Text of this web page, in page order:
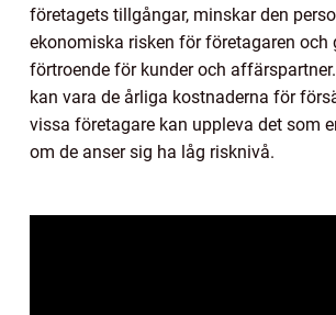
företagets tillgångar, minskar den
ekonomiska risken för företagaren och
förtroende för kunder och
kan vara de årliga kostnaderna för
vissa företagare kan uppleva det som
om de anser sig ha låg risknivå.